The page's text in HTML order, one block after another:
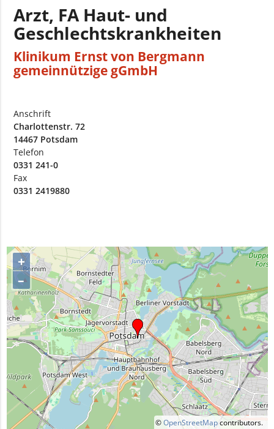
Arzt, FA Haut- und
Geschlechtskrankheiten
Klinikum Ernst von Bergmann
gemeinnützige gGmbH
Anschrift
Charlottenstr. 72
14467 Potsdam
Telefon
0331 241-0
Fax
0331 2419880
+
–
©OpenStreetMapcontributors.